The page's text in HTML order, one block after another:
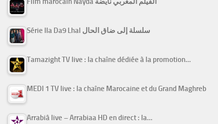
Série Ila Da9 Lhal سلسلة إلى ضاق الحال
Tamazight TV live : la chaîne dédiée à la promotion…
MEDI 1 TV live : la chaîne Marocaine et du Grand Maghreb
Arrabiâ live – Arrabiaa HD en direct : la…